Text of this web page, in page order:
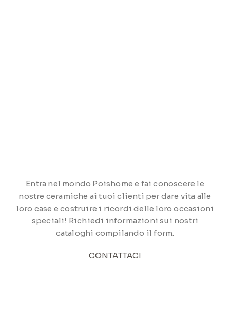
Entra nel mondo Poishome e fai conoscere le
nostre ceramiche ai tuoi clienti per dare vita alle
loro case e costruire i ricordi delle loro occasioni
speciali! Richiedi informazioni sui nostri
cataloghi compilando il form.
CONTATTACI